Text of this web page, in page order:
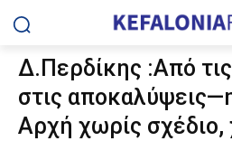
Δ.Περδίκης :Από
στις
Αρχή χωρίς σχέδιο,